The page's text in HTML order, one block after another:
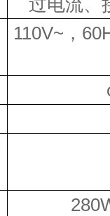
过电流、
110V~ ，